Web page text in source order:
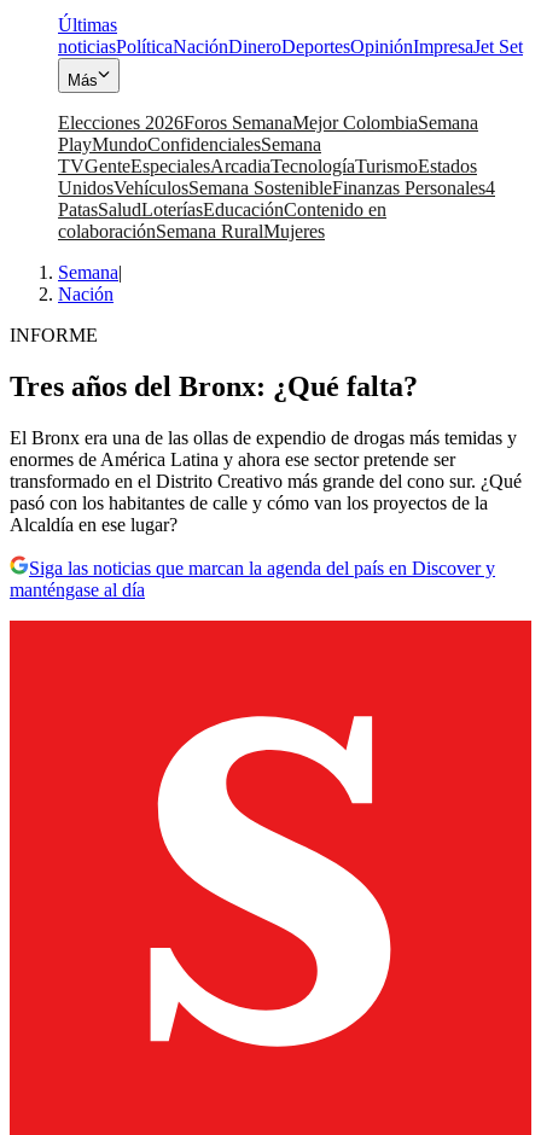
Últimas
noticiasPolíticaNaciónDineroDeportesOpiniónImpresaJet Set
Más
Elecciones 2026Foros SemanaMejor ColombiaSemana
PlayMundoConfidencialesSemana
TVGenteEspecialesArcadiaTecnologíaTurismoEstados
UnidosVehículosSemana SostenibleFinanzas Personales4
PatasSaludLoteríasEducaciónContenido en
colaboraciónSemana RuralMujeres
Semana|
Nación
INFORME
Tres años del Bronx: ¿Qué falta?
El Bronx era una de las ollas de expendio de drogas más temidas y
enormes de América Latina y ahora ese sector pretende ser
transformado en el Distrito Creativo más grande del cono sur. ¿Qué
pasó con los habitantes de calle y cómo van los proyectos de la
Alcaldía en ese lugar?
Siga las noticias que marcan la agenda del país en Discover y
manténgase al día